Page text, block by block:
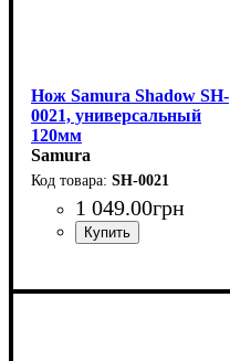
Нож Samura Shadow SH-
0021, универсальный
120мм
Samura
SH-0021
1 049.00грн